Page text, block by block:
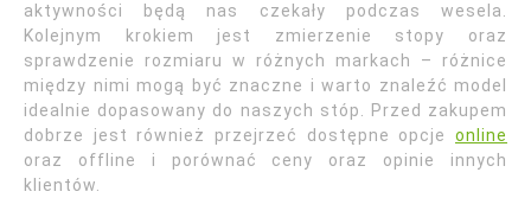
aktywności będą nas czekały podczas wesela.
Kolejnym krokiem jest zmierzenie stopy oraz
sprawdzenie rozmiaru w różnych markach – różnice
między nimi mogą być znaczne i warto znaleźć model
idealnie dopasowany do naszych stóp. Przed zakupem
dobrze jest również przejrzeć dostępne opcje online
oraz offline i porównać ceny oraz opinie innych
klientów.